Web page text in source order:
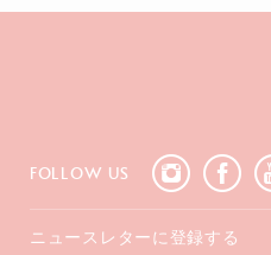
FOLLOW US
ニュースレターに登録する